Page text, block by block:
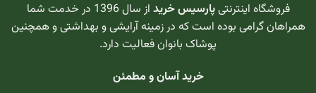
فروشگاه اینترنتیپارسیس خرید
از سال 1396 در خدمت شما
همراهان گرامی بوده است که در زمینه آرایشی و بهداشتی و همچنین
پوشاک بانوان فعالیت دارد.
خرید آسان و مطمئن